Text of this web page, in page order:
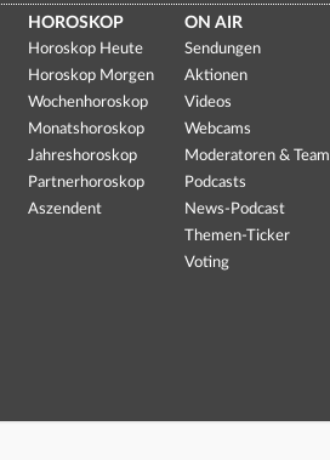
HOROSKOP
Horoskop Heute
Horoskop Morgen
Wochenhoroskop
Monatshoroskop
Jahreshoroskop
Partnerhoroskop
Aszendent
ON AIR
Sendungen
Aktionen
Videos
Webcams
Moderatoren & Team
Podcasts
News-Podcast
Themen-Ticker
Voting